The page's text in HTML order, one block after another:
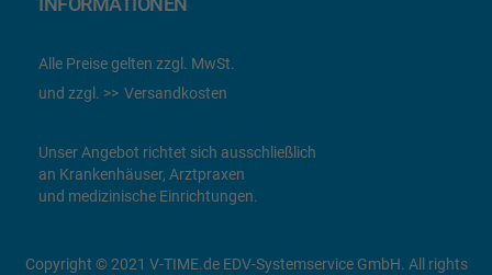
Alle Preise gelten zzgl. MwSt.
und zzgl.
Versandkosten
Unser Angebot richtet sich ausschließlich
an Krankenhäuser, Arztpraxen
und medizinische Einrichtungen.
Copyright © 2021 V-TIME.de EDV-Systemservice GmbH. All rights